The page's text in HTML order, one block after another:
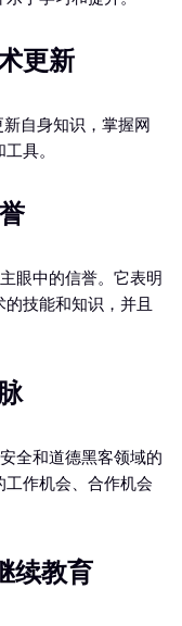
更新
自身知识，掌握网
具。
眼中的信誉。它表明
技能和知识，并且
全和道德黑客领域的
作机会、合作机会
续教育